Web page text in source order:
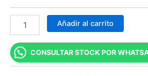
Añadir al carrito
CONSULTAR STOCK POR